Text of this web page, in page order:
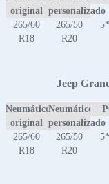
original personalizado
265/60
R18
265/50
R20
Jeep
Neumático
original
Neumático
personalizado
265/60
R18
265/50
R20